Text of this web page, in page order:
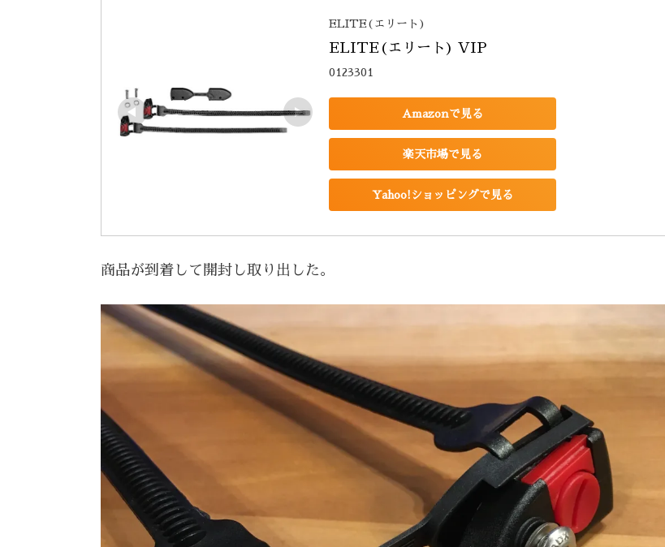
ELITE(エリート)
ELITE(エリート) VIP
0123301
Amazonで見る
楽天市場で見る
Yahoo!ショッピングで見る
商品が到着して開封し取り出した。